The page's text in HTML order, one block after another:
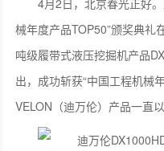
4月2日，北京春光正好
械年度产品TOP50”颁奖典礼
吨级履带式液压挖掘机产品
出，成功斩获“中国工程机械
VELON（迪万伦）产品一直